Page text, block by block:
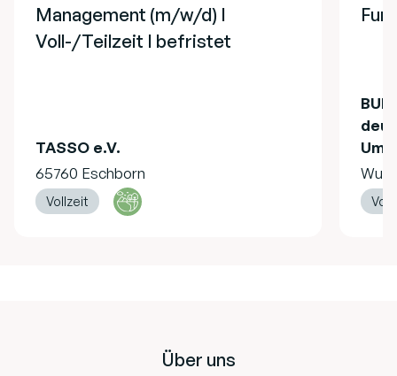
Management (m/w/d) I
Voll-/Teilzeit I befristet
TASSO e.V.
65760 Eschborn
Vollzeit
Über uns